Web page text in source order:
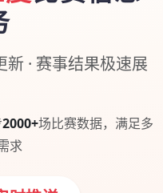
新 · 赛事结果极速展
2000+场比赛数据，满足多
求